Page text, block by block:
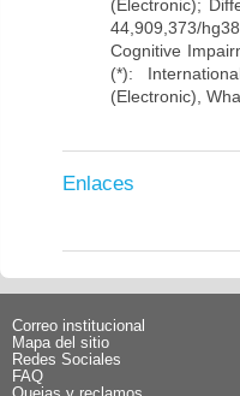
(Electronic);
44,909,373/
Cognitive
(*):
(Electronic),
Enlaces
Correo institucional
Mapa del sitio
Redes Sociales
FAQ